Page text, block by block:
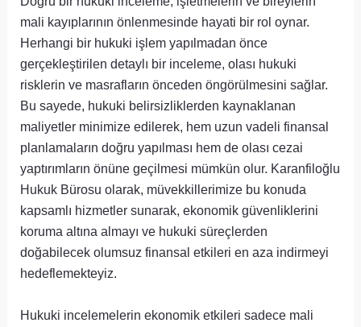
mali kayıplarının önlenmesinde hayati bir rol oynar.
Herhangi bir hukuki işlem yapılmadan önce
gerçekleştirilen detaylı bir inceleme, olası hukuki
risklerin ve masrafların önceden öngörülmesini sağlar.
Bu sayede, hukuki belirsizliklerden kaynaklanan
maliyetler minimize edilerek, hem uzun vadeli finansal
planlamaların doğru yapılması hem de olası cezai
yaptırımların önüne geçilmesi mümkün olur. Karanfiloğlu
Hukuk Bürosu olarak, müvekkillerimize bu konuda
kapsamlı hizmetler sunarak, ekonomik güvenliklerini
koruma altına almayı ve hukuki süreçlerden
doğabilecek olumsuz finansal etkileri en aza indirmeyi
hedeflemekteyiz.
Hukuki incelemelerin ekonomik etkileri sadece mali